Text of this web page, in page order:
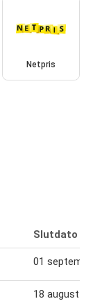
Netpris
Slutdato
01 september
18 august